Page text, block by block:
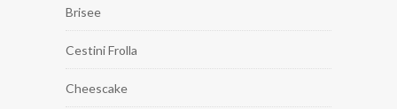
Brisee
Cestini Frolla
Cheescake